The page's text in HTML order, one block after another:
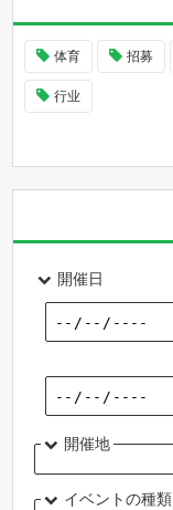
体育 招募
行业
開催日
開催地
イベントの種類